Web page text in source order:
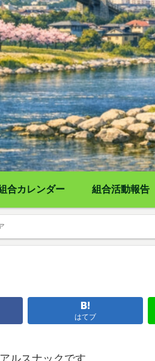
合カレンダー 組合活動報告
はてブ
ルスナックです